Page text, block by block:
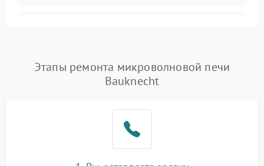
Появление запаха гари Подробнее →
Этапы ремонта микроволновой печи
Bauknecht